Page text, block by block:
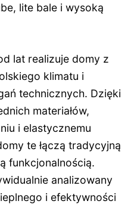
lite bale i wysoką
lat realizuje domy z
klimatu i
technicznych. Dzięki
materiałów,
i elastycznemu
te łączą tradycyjną
funkcjonalnością.
analizowany
i efektywności